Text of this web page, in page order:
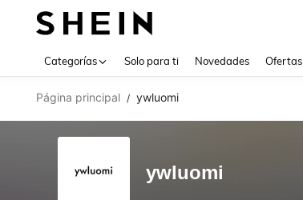
Categorías Solo para ti Novedades Ofertas
Página principal / ywluomi
ywluomi